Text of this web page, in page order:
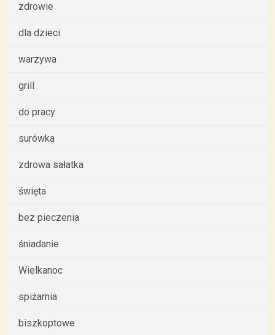
zdrowie
dla dzieci
warzywa
grill
do pracy
surówka
zdrowa sałatka
święta
bez pieczenia
śniadanie
Wielkanoc
spiżarnia
biszkoptowe